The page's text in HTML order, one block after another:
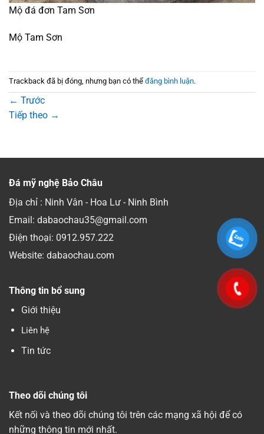
Mộ đá đơn Tam Sơn
Mộ Tam Sơn
Trackback đã bị đóng, nhưng bạn có thể đăng bình luận.
← Trước
Tiếp theo →
Đá mỹ nghệ Bảo Châu
Địa chỉ : Ninh Vân - Hoa Lư - Ninh Bình
Email: dabaochau35@gmail.com
Điện thoại: 0912.957.222
Website: dabaochau.com
Thông tin bổ sung
Giới thiệu
Liên hệ
Tin tức
Theo dõi chúng tôi
Kết nối và theo dõi chúng tôi trên các mạng xã hội để có
những thông tin mới nhất.